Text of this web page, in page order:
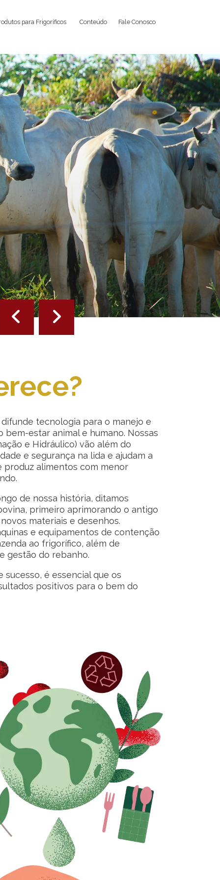
para Frigoríficos Conteúdo Fale Conosco
tecnologia para o manejo e
estar animal e humano. Nossas
e Hidráulico) vão além do
e segurança na lida e ajudam a
produz alimentos com menor
de nossa história, ditamos
primeiro aprimorando o antigo
materiais e desenhos.
e equipamentos de contenção
ao frigorífico, além de
gestão do rebanho.
é essencial que os
positivos para o bem do